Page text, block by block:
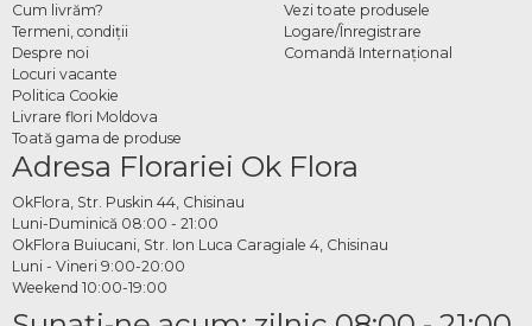
Cum livrăm?
Termeni, condiţii
Despre noi
Locuri vacante
Politica Cookie
Livrare flori Moldova
Toată gama de produse
Vezi toate produsele
Logare/Înregistrare
Comandă Internațional
Adresa Florariei Ok Flora
OkFlora, Str. Puskin 44, Chisinau
Luni-Duminică 08:00 - 21:00
OkFlora Buiucani, Str. Ion Luca Caragiale 4, Chisinau
Luni - Vineri 9:00-20:00
Weekend 10:00-19:00